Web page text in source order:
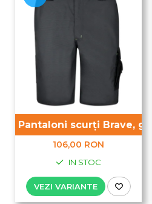
Pantaloni scurți Brave, gri
106,00 RON
IN STOC
VEZI VARIANTE